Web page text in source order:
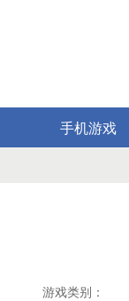
手机游戏
游戏类别：